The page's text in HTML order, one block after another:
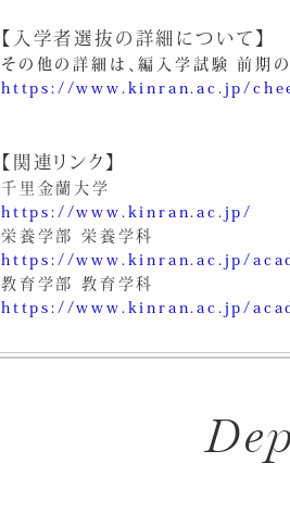
【入学者選抜の詳細について】
その他の詳細は、編入学試験 前期の
https://www.kinran.ac.jp/
【関連リンク】
千里金蘭大学
https://www.kinran.ac.jp/
栄養学部 栄養学科
https://www.kinran.ac.jp/
教育学部 教育学科
https://www.kinran.ac.jp/